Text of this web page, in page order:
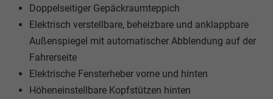
Doppelseitiger Gepäckraumteppich
Elektrisch verstellbare, beheizbare und anklappbare
Außenspiegel mit automatischer Abblendung auf der
Fahrerseite
Elektrische Fensterheber vorne und hinten
Höheneinstellbare Kopfstützen hinten